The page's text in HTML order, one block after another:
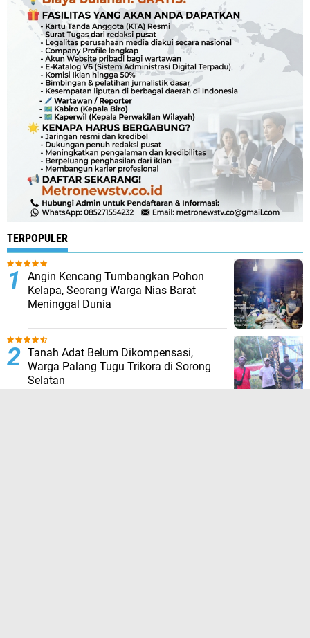
TERPOPULER
Angin Kencang Tumbangkan Pohon
Kelapa, Seorang Warga Nias Barat
Meninggal Dunia
Tanah Adat Belum Dikompensasi,
Warga Palang Tugu Trikora di Sorong
Selatan